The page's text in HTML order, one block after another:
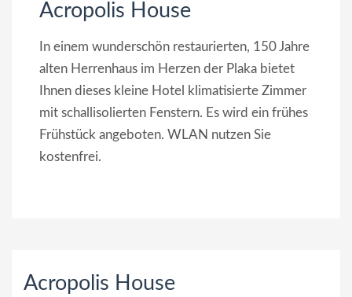
Acropolis House
In einem wunderschön restaurierten, 150 Jahre
alten Herrenhaus im Herzen der Plaka bietet
Ihnen dieses kleine Hotel klimatisierte Zimmer
mit schallisolierten Fenstern. Es wird ein frühes
Frühstück angeboten. WLAN nutzen Sie
kostenfrei.
Acropolis House